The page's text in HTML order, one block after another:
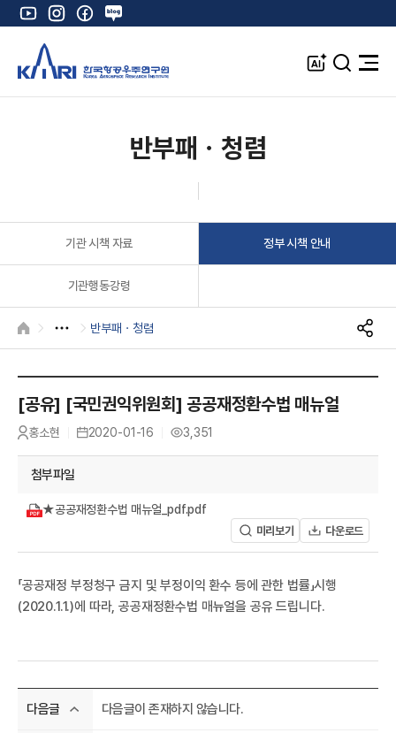
유
튜
인
스
타
그
램
페
이
북
네
이
블
로
K
A
R
A
검
전
반부패ㆍ청렴
기관 시책 자료 정부 시책 안내
기관행동강령
HOME 반부패ㆍ청렴
S
N
[공유] [국민권익위원회] 공공재정환수법 매뉴얼
작
성
홍소현
등
록
2020-01-16
조
회
3,351
첨부파일
★공공재정환수법 매뉴얼_pdf.pdf
미리보기 다운로드
「공공재정 부정청구 금지 및 부정이익 환수 등에 관한 법률」시행
(2020.1.1.)에 따라, 공공재정환수법 매뉴얼을 공유 드립니다.
다음글 다음글이 존재하지 않습니다.